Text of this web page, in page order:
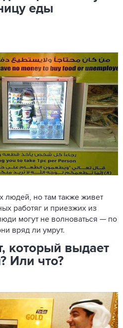
еды
людей, но там также живет
работяг и приезжих из
могут не волноваться — по
вряд ли умрут.
который выдает
Или что?